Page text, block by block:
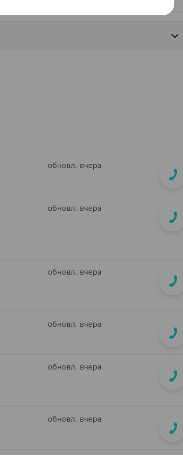
обновл. вчера
обновл. вчера
обновл. вчера
обновл. вчера
обновл. вчера
обновл. вчера